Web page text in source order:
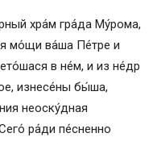
хра́м гра́да Му́рома,
мо́щи ва́ша Пе́тре и
в не́м, и из не́др
изнесе́ны бы́ша,
неоску́дная
ра́ди пе́сненно